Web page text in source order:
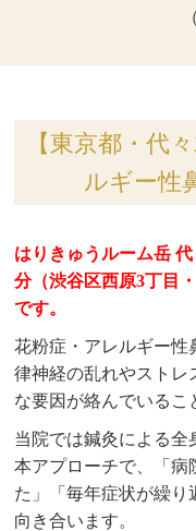
【東京都・代
ルギー性
はりきゅうルーム岳
分（渋谷区西原3丁目
です。
花粉症・アレルギー性
律神経の乱れやストレ
な要因が絡んでいるこ
当院では鍼灸による全
本アプローチで、「病
た」「毎年症状が繰り
向き合います。